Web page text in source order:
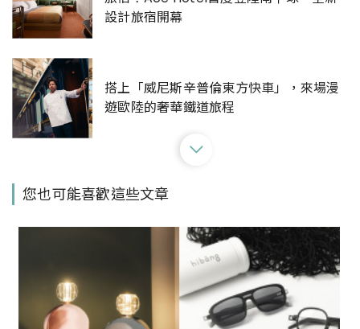
設計旅宿開幕
搭上「威尼斯辛普倫東方快車」，來場漫
遊歐陸的奢華鐵道旅程
外燈光節「Vivid Sydney 繽紛雪梨」要回
前往威廉王子與凱特王妃的蜜月勝地：造
訪印度洋「天堂之島」， Club Med
Seychelles 將島嶼美景盡收眼底！
您也可能喜歡這些文章